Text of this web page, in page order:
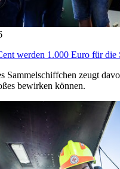
werden 1.000 Euro für die
Sammelschiffchen zeugt
bewirken können.